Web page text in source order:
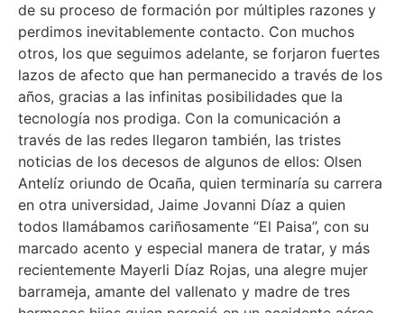
de su proceso de formación por múltiples razones y
perdimos inevitablemente contacto. Con muchos
otros, los que seguimos adelante, se forjaron fuertes
lazos de afecto que han permanecido a través de los
años, gracias a las infinitas posibilidades que la
tecnología nos prodiga. Con la comunicación a
través de las redes llegaron también, las tristes
noticias de los decesos de algunos de ellos: Olsen
Antelíz oriundo de Ocaña, quien terminaría su carrera
en otra universidad, Jaime Jovanni Díaz a quien
todos llamábamos cariñosamente “El Paisa”, con su
marcado acento y especial manera de tratar, y más
recientemente Mayerli Díaz Rojas, una alegre mujer
barrameja, amante del vallenato y madre de tres